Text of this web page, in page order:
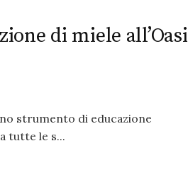
di miele all’Oasi
strumento di educazione
tutte le s...